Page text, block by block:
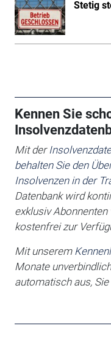
Stetig
Kennen Sie
Mit der
behalten Sie den
Insolvenzen in der
Datenbank wird
exklusiv
kostenfrei zur
Mit unserem
Monate
automatisch aus,